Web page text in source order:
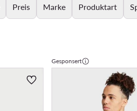
Preis Marke Produktart
Gesponsert